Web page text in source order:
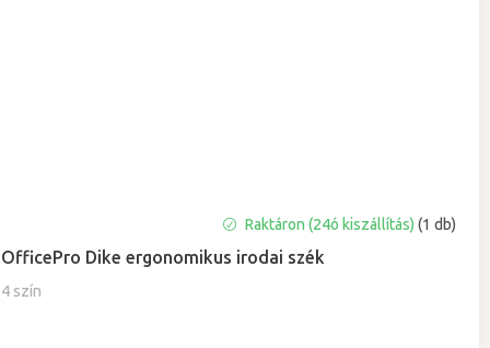
OfficePro Dike ergonomikus irodai szék
4 szín
Raktáron (24ó kiszállítás) (1 db)